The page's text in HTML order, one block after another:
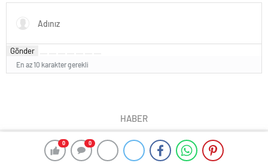
0 0
Gönder
En az 10 karakter gerekli
HABER